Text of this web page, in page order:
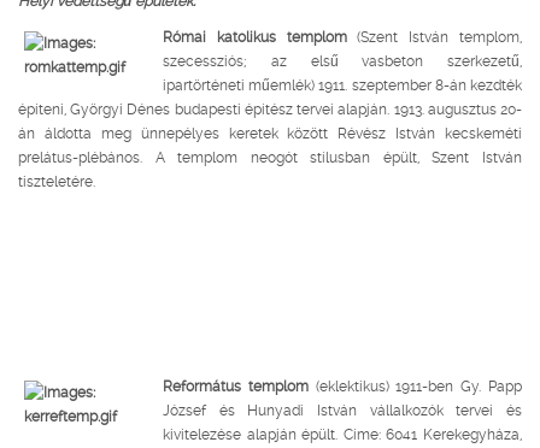
Római katolikus templom(Szent István templom,
szecessziós; az elsű vasbeton szerkezetű,
ipartörténeti műemlék) 1911. szeptember 8-án kezdték
építeni, Györgyi Dénes budapesti építész tervei alapján. 1913. augusztus 20-
án áldotta meg ünnepélyes keretek között Révész István kecskeméti
prelátus-plébános. A templom neogót stílusban épült, Szent István
tiszteletére.
Református templom(eklektikus) 1911-ben Gy. Papp
József és Hunyadi István vállalkozók tervei és
kivitelezése alapján épült. Címe: 6041 Kerekegyháza,